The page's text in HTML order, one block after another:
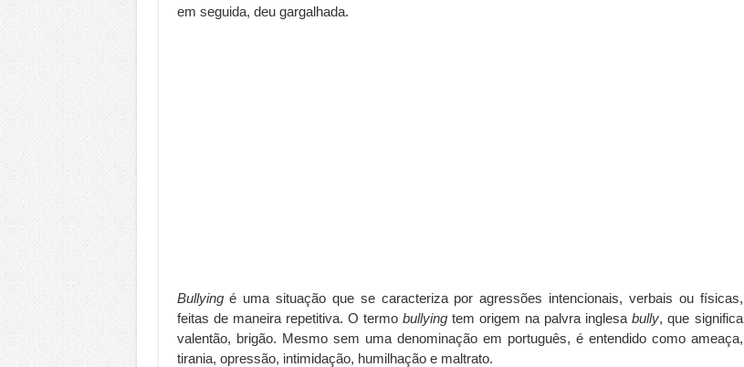
em seguida, deu gargalhada.
Bullyingé uma situação que se caracteriza por agressões intencionais, verbais ou físicas,
feitas de maneira repetitiva. O termo bullyingtem origem na palvra inglesabully, que significa
valentão, brigão. Mesmo sem uma denominação em português, é entendido como ameaça,
tirania, opressão, intimidação, humilhação e maltrato.